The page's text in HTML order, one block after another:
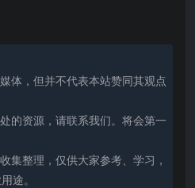
体，但并不代表本站赞同其观点
的资源，请联系我们。将会第一
集整理，仅供大家参考、学习，
途。